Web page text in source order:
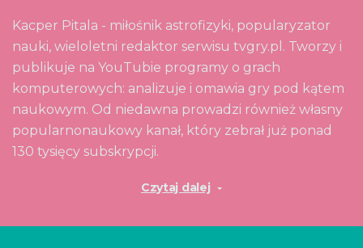
Kacper Pitala - miłośnik astrofizyki, popularyzator
nauki, wieloletni redaktor serwisu tvgry.pl. Tworzy i
publikuje na YouTubie programy o grach
komputerowych: analizuje i omawia gry pod kątem
naukowym. Od niedawna prowadzi również własny
popularnonaukowy kanał, który zebrał już ponad
130 tysięcy subskrypcji.
Czytaj dalej